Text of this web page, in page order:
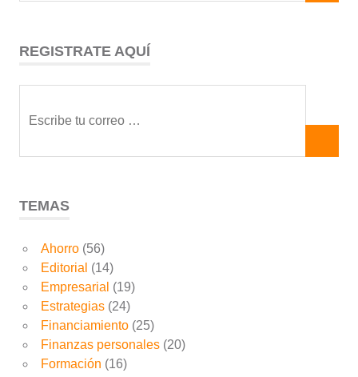
REGISTRATE AQUÍ
TEMAS
Ahorro(56)
Editorial (14)
Empresarial (19)
Estrategias(24)
Financiamiento(25)
Finanzas personales(20)
Formación (16)